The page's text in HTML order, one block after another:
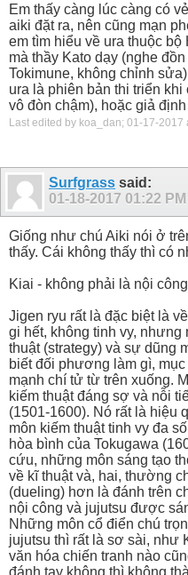
Em thấy càng lúc càng có
aiki đặt ra, nên cũng mạn
em tìm hiểu về ura thuộc
mà thầy Kato dạy (nghe
Tokimune, không chỉnh
ura là phiên bản thi triển
vô đòn chậm), hoặc giả
Last edited by koa_dan; 01-17-2017
Surfgrass said:
01-18-2017 01:22 PM
Giống như chú Aiki nói ở
thấy. Cái không thấy thì có
Kiai - không phải là nội
Jigen ryu rất là đặc biệt là
gi hết, không tinh vy, nhưng
thuật (strategy) và sự dũng
biết đối phương làm gì,
mạnh chí tử từ trên xuống.
kiếm thuật đáng sợ và nỗi
(1501-1600). Nó rất là hiệu
môn kiếm thuật tinh vy đa
hòa bình của Tokugawa
cứu, những môn sáng tạo
về kĩ thuật và, hai, thường
(dueling) hơn là đánh trên
nội công và jujutsu được
Những môn cổ điển chú
jujutsu thì rất là sơ sài, như
văn hóa chiến tranh nào
đánh tay không thì không